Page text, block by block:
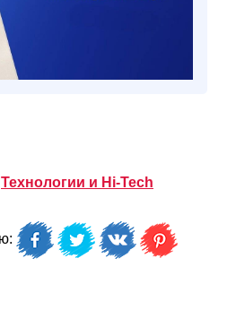
Технологии и Hi-Tech